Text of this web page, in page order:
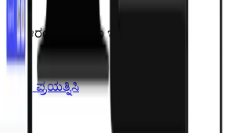
ಆರಂಭಿಸಿ ಅಥವಾ ಇಂದೇ ವೈಯಕ್ತಿಕ ಡೆಮೋ
ಪ್ರಯತ್ನಿಸಿ